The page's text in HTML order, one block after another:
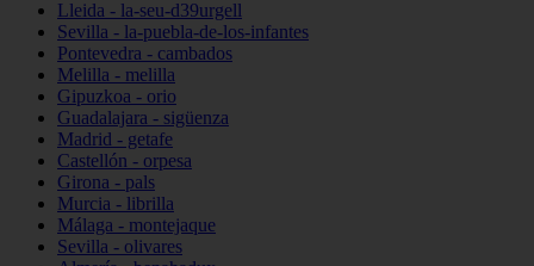
Lleida - la-seu-d39urgell
Sevilla - la-puebla-de-los-infantes
Pontevedra - cambados
Melilla - melilla
Gipuzkoa - orio
Guadalajara - sigüenza
Madrid - getafe
Castellón - orpesa
Girona - pals
Murcia - librilla
Málaga - montejaque
Sevilla - olivares